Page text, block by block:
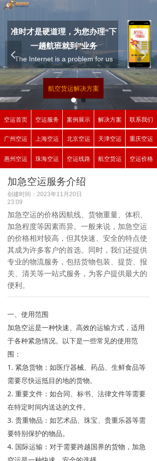
空运首页 空运服务 案例展示 解决方案 联系我们
准时才是硬道理，为您办理“下
一趟航班就到”业务
The Internet is a problem for us
航空货运解决方案
为您提供
“下一趟航班就到“业务加急空运服务
立即咨询
넳 넲
广州空运 上海空运 北京空运 天津空运 重庆空运
惠州空运 珠海空运 空运线路 航空货运 空运价格
加急空运服务介绍
创建时间： 2023年11月20日
23:09
加急空运的价格因航线、货物重量、体积、
加急程度等因素而异。一般来说，加急空运
的价格相对较高，但其快速、安全的特点使
其成为许多客户的首选。同时，我们还提供
专业的物流服务，包括货物包装、提货、报
关、清关等一站式服务，为客户提供最大的
便利。
一、使用范围
加急空运是一种快速、高效的运输方式，适用
于各种紧急情况。以下是一些常见的使用范
围：
1. 紧急货物：如医疗器械、药品、生鲜食品等
需要尽快运抵目的地的货物。
2. 重要文件：如合同、标书、法律文件等需要
在特定时间内送达的文件。
3. 贵重物品：如艺术品、珠宝、贵重乐器等需
要特别保护的物品。
4. 国际运输：对于需要跨越国界的货物，加急